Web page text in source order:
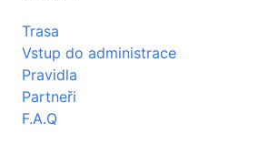
Trasa
Vstup do administrace
Pravidla
Partneři
F.A.Q